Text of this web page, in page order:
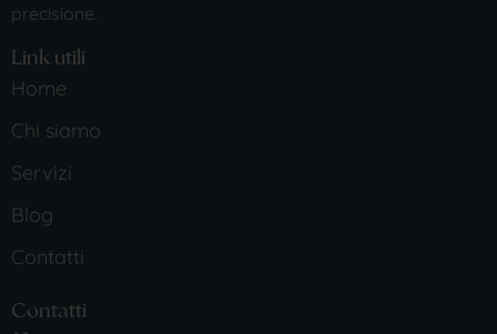
precisione.
Link utili
Home
Chi siamo
Servizi
Blog
Contatti
Contatti